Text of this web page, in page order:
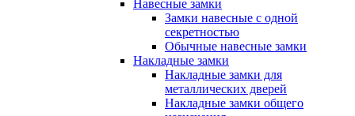
Навесные замки
Замки навесные с одной
секретностью
Обычные навесные замки
Накладные замки
Накладные замки для
металлических дверей
Накладные замки общего